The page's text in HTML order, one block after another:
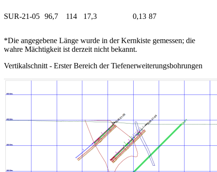
SUR-21-05 96,7 114 17,3 0,13 87
*Die angegebene Länge wurde in der Kernkiste gemessen; die
wahre Mächtigkeit ist derzeit nicht bekannt.
Vertikalschnitt - Erster Bereich der Tiefenerweiterungsbohrungen